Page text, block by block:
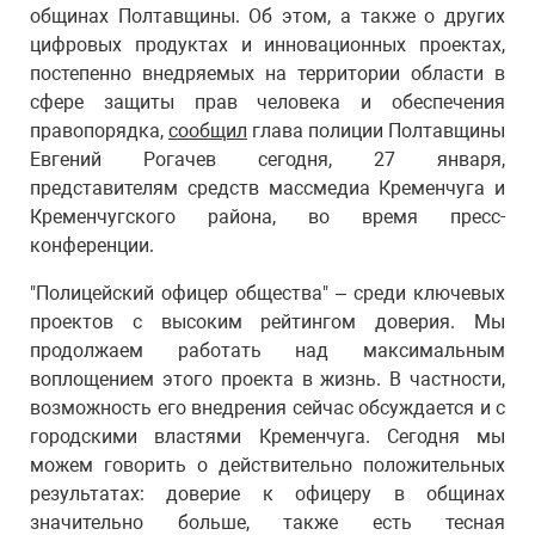
общинах Полтавщины. Об этом, а также о других
цифровых продуктах и ​​инновационных проектах,
постепенно внедряемых на территории области в
сфере защиты прав человека и обеспечения
правопорядка, сообщил глава полиции Полтавщины
Евгений Рогачев сегодня, 27 января,
представителям средств массмедиа Кременчуга и
Кременчугского района, во время пресс-
конференции.
"Полицейский офицер общества" – среди ключевых
проектов с высоким рейтингом доверия. Мы
продолжаем работать над максимальным
воплощением этого проекта в жизнь. В частности,
возможность его внедрения сейчас обсуждается и с
городскими властями Кременчуга. Сегодня мы
можем говорить о действительно положительных
результатах: доверие к офицеру в общинах
значительно больше, также есть тесная